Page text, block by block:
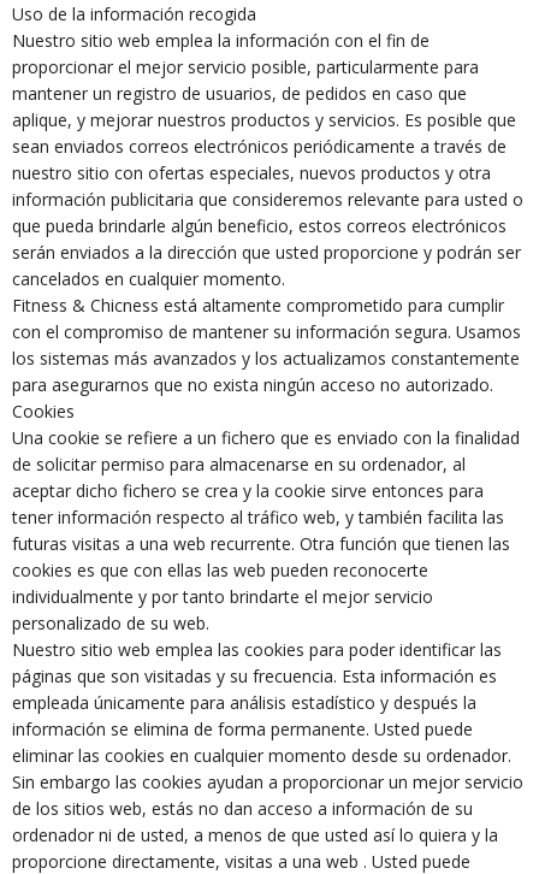
Uso de la información recogida
Nuestro sitio web emplea la información con el fin de
proporcionar el mejor servicio posible, particularmente para
mantener un registro de usuarios, de pedidos en caso que
aplique, y mejorar nuestros productos y servicios. Es posible que
sean enviados correos electrónicos periódicamente a través de
nuestro sitio con ofertas especiales, nuevos productos y otra
información publicitaria que consideremos relevante para usted o
que pueda brindarle algún beneficio, estos correos electrónicos
serán enviados a la dirección que usted proporcione y podrán ser
cancelados en cualquier momento.
Fitness & Chicness está altamente comprometido para cumplir
con el compromiso de mantener su información segura. Usamos
los sistemas más avanzados y los actualizamos constantemente
para asegurarnos que no exista ningún acceso no autorizado.
Cookies
Una cookie se refiere a un fichero que es enviado con la finalidad
de solicitar permiso para almacenarse en su ordenador, al
aceptar dicho fichero se crea y la cookie sirve entonces para
tener información respecto al tráfico web, y también facilita las
futuras visitas a una web recurrente. Otra función que tienen las
cookies es que con ellas las web pueden reconocerte
individualmente y por tanto brindarte el mejor servicio
personalizado de su web.
Nuestro sitio web emplea las cookies para poder identificar las
páginas que son visitadas y su frecuencia. Esta información es
empleada únicamente para análisis estadístico y después la
información se elimina de forma permanente. Usted puede
eliminar las cookies en cualquier momento desde su ordenador.
Sin embargo las cookies ayudan a proporcionar un mejor servicio
de los sitios web, estás no dan acceso a información de su
ordenador ni de usted, a menos de que usted así lo quiera y la
proporcione directamente, visitas a una web . Usted puede